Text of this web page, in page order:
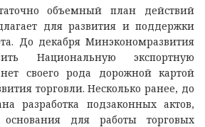
объемный план действий
для развития и поддержки
До декабря Минэкономразвития
Национальную экспортную
своего рода дорожной картой
торговли. Несколько ранее, до
разработка подзаконных актов,
основания для работы торговых